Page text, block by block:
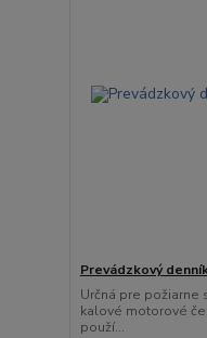
Prevádzkový
Určná pre požiarne
kalové motorové
použí...